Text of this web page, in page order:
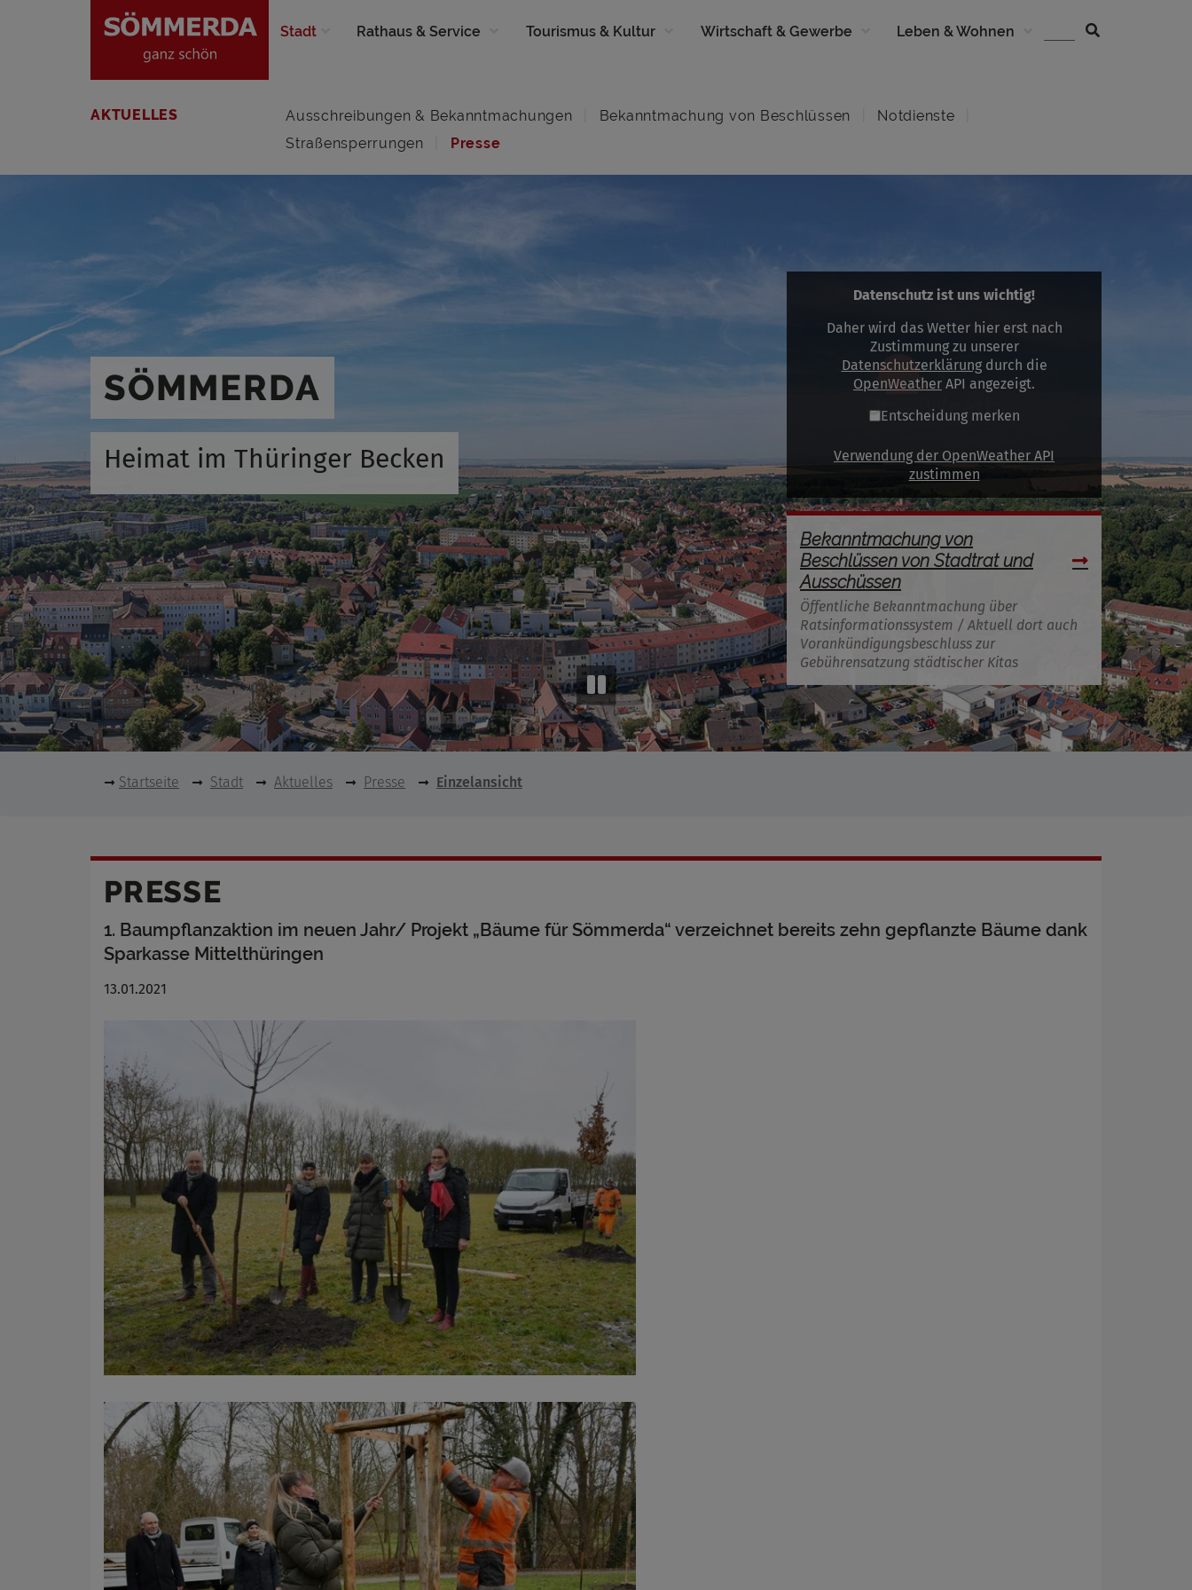
Stadt Rathaus & Service Tourismus & Kultur Wirtschaft & Gewerbe Leben & Wohnen
AKTUELLES Ausschreibungen & Bekanntmachungen Bekanntmachung von Beschlüssen
Notdienste
Straßensperrungen
Presse
SÖMMERDA
Heimat im Thüringer Becken
Datenschutz ist uns wichtig!
Daher wird das Wetter hier erst nach
Zustimmung zu unserer
Datenschutzerklärungdurch die
OpenWeather API angezeigt.
Entscheidung merken
Verwendung der OpenWeather API
zustimmen
Bekanntmachung von
Beschlüssen von Stadtrat und
Ausschüssen
Öffentliche Bekanntmachung über
Ratsinformationssystem / Aktuell dort auch
Vorankündigungsbeschluss zur
Gebührensatzung städtischer Kitas
Startseite Stadt Aktuelles Presse Einzelansicht
PRESSE
1. Baumpflanzaktion im neuen Jahr/ Projekt „Bäume für Sömmerda“ verzeichnet bereits zehn gepflanzte Bäume dank
Sparkasse Mittelthüringen
13.01.2021